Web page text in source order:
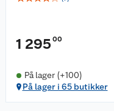
1 295 00
På lager (+100)
På lager i 65 butikker